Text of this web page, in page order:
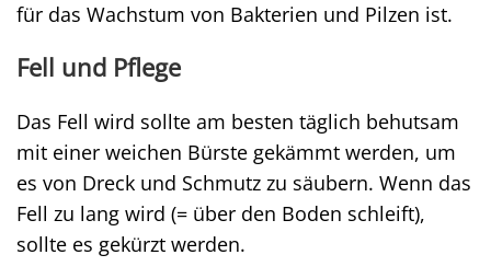
für das Wachstum von Bakterien und Pilzen ist.
Fell und Pflege
Das Fell wird sollte am besten täglich behutsam
mit einer weichen Bürste gekämmt werden, um
es von Dreck und Schmutz zu säubern. Wenn das
Fell zu lang wird (= über den Boden schleift),
sollte es gekürzt werden.